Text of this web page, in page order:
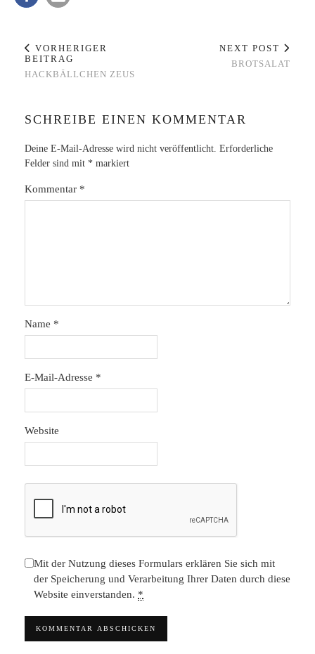
VORHERIGER
BEITRAG
HACKBÄLLCHEN ZEUS
NEXT POST
BROTSALAT
SCHREIBE EINEN KOMMENTAR
Deine E-Mail-Adresse wird nicht veröffentlicht. Erforderliche
Felder sind mit * markiert
Kommentar *
Name *
E-Mail-Adresse *
Website
Mit der Nutzung dieses Formulars erklären Sie sich mit
der Speicherung und Verarbeitung Ihrer Daten durch diese
Website einverstanden. *